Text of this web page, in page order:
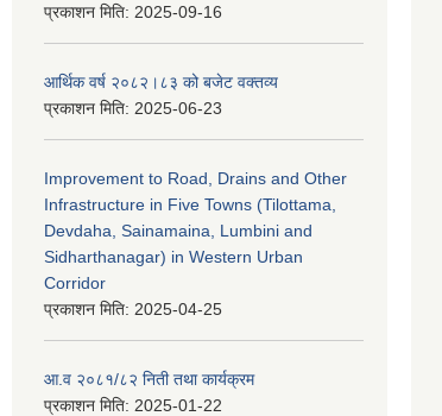
प्रकाशन मिति: 2025-09-16
आर्थिक वर्ष २०८२।८३ को बजेट वक्तव्य
प्रकाशन मिति: 2025-06-23
Improvement to Road, Drains and Other
Infrastructure in Five Towns (Tilottama,
Devdaha, Sainamaina, Lumbini and
Sidharthanagar) in Western Urban
Corridor
प्रकाशन मिति: 2025-04-25
आ.व २०८१/८२ निती तथा कार्यक्रम
प्रकाशन मिति: 2025-01-22